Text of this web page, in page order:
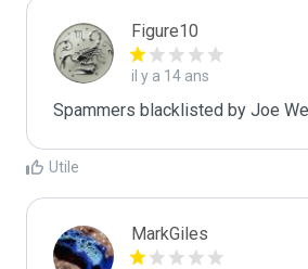
Figure10
il y a 14 ans
Spammers blacklisted by Joe
Utile
MarkGiles